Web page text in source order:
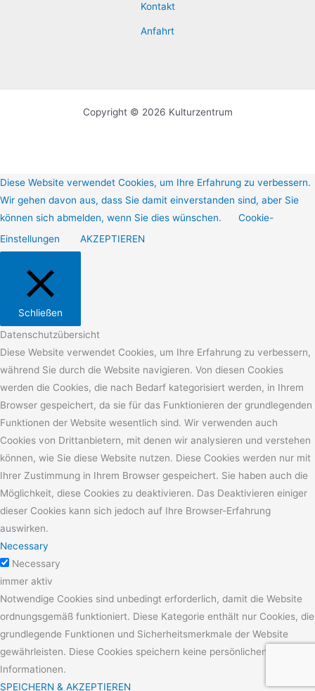
Kontakt
Anfahrt
Copyright © 2026 Kulturzentrum
Diese Website verwendet Cookies, um Ihre Erfahrung zu verbessern.
Wir gehen davon aus, dass Sie damit einverstanden sind, aber Sie
können sich abmelden, wenn Sie dies wünschen.
Cookie-
Einstellungen
AKZEPTIEREN
Schließen
Datenschutzübersicht
Diese Website verwendet Cookies, um Ihre Erfahrung zu verbessern,
während Sie durch die Website navigieren. Von diesen Cookies
werden die Cookies, die nach Bedarf kategorisiert werden, in Ihrem
Browser gespeichert, da sie für das Funktionieren der grundlegenden
Funktionen der Website wesentlich sind. Wir verwenden auch
Cookies von Drittanbietern, mit denen wir analysieren und verstehen
können, wie Sie diese Website nutzen. Diese Cookies werden nur mit
Ihrer Zustimmung in Ihrem Browser gespeichert. Sie haben auch die
Möglichkeit, diese Cookies zu deaktivieren. Das Deaktivieren einiger
dieser Cookies kann sich jedoch auf Ihre Browser-Erfahrung
auswirken.
Necessary
Necessary
immer aktiv
Notwendige Cookies sind unbedingt erforderlich, damit die Website
ordnungsgemäß funktioniert. Diese Kategorie enthält nur Cookies, die
grundlegende Funktionen und Sicherheitsmerkmale der Website
gewährleisten. Diese Cookies speichern keine persönlichen
Informationen.
SPEICHERN & AKZEPTIEREN